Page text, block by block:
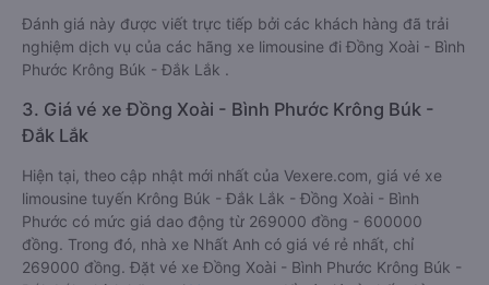
Đánh giá này được viết trực tiếp bởi các khách hàng đã trải
nghiệm dịch vụ của các hãng xe limousine đi Đồng Xoài - Bình
Phước Krông Búk - Đắk Lắk .
3. Giá vé xe Đồng Xoài - Bình Phước Krông Búk -
Đắk Lắk
Hiện tại, theo cập nhật mới nhất của Vexere.com, giá vé xe
limousine tuyến Krông Búk - Đắk Lắk - Đồng Xoài - Bình
Phước có mức giá dao động từ 269000 đồng - 600000
đồng. Trong đó, nhà xe Nhất Anh có giá vé rẻ nhất, chỉ
269000 đồng. Đặt vé xe Đồng Xoài - Bình Phước Krông Búk -